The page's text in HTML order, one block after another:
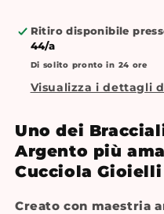
Ritiro disponibile
44/a
Di solito pronto in 24 ore
Visualizza i dettagli
Uno dei
Argento più
Cucciola Gioielli
Creato con maestria